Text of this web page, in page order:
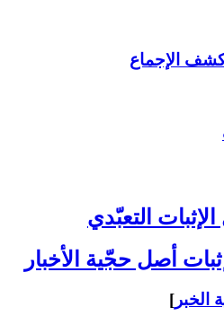
الإجماع
التعبّدي‏
أصل حجّية الأخبار
]